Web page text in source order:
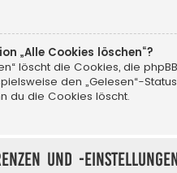
„Alle Cookies löschen“?
löscht die Cookies, die
den „Gelesen“-
du die Cookies löscht.
und -einstellungen